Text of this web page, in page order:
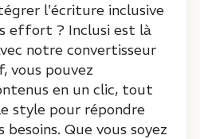
l'écriture inclusive
effort ? Inclusi est là
notre convertisseur
vous pouvez
en un clic, tout
style pour répondre
Que vous soyez